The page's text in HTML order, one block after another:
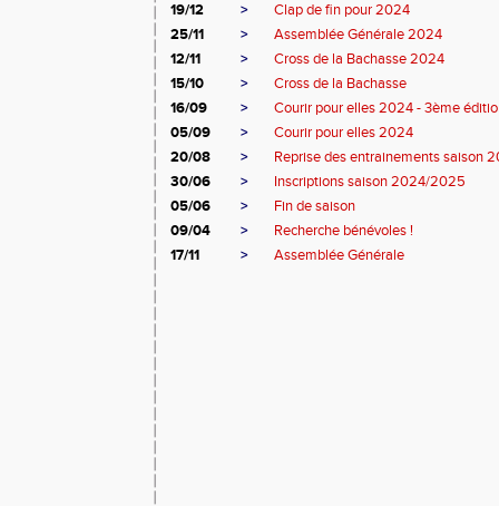
19/12
>
Clap de fin pour 2024
25/11
>
Assemblée Générale 2024
12/11
>
Cross de la Bachasse 2024
15/10
>
Cross de la Bachasse
16/09
>
Courir pour elles 2024 - 3ème
05/09
>
Courir pour elles 2024
20/08
>
Reprise des entrainements saison
30/06
>
Inscriptions saison 2024/2025
05/06
>
Fin de saison
09/04
>
Recherche bénévoles !
17/11
> Assemblée Générale